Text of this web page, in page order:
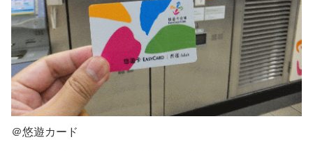
＠悠遊カード